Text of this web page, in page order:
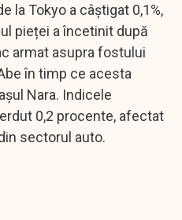
la Tokyo a câștigat 0,1%,
pieței a încetinit după
armat asupra fostului
în timp ce acesta
Nara. Indicele
0,2 procente, afectat
sectorul auto.